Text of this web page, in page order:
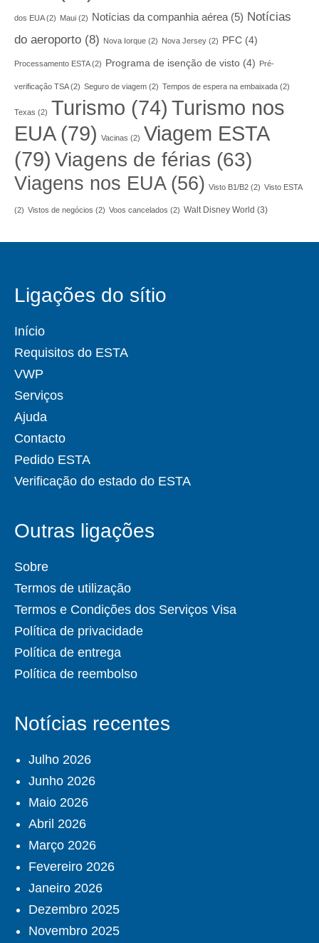
dos EUA(2) Maui (2) Notícias da companhia aérea(5) Notícias
do aeroporto (8) Nova Iorque (2) Nova Jersey (2) PFC (4)
Processamento ESTA(2) Programa de isenção de visto (4) Pré-
verificação TSA(2) Seguro de viagem (2) Tempos de espera na embaixada (2)
Texas (2) Turismo (74) Turismo nos
EUA(79) Vacinas (2) Viagem ESTA
(79) Viagens de férias (63)
Viagens nos EUA(56) Visto B1/B2 (2) Visto ESTA
(2) Vistos de negócios (2) Voos cancelados (2) Walt Disney World (3)
Ligações do sítio
Início
Requisitos do ESTA
VWP
Serviços
Ajuda
Contacto
Pedido ESTA
Verificação do estado do ESTA
Outras ligações
Sobre
Termos de utilização
Termos e Condições dos Serviços Visa
Política de privacidade
Política de entrega
Política de reembolso
Notícias recentes
Julho 2026
Junho 2026
Maio 2026
Abril 2026
Março 2026
Fevereiro 2026
Janeiro 2026
Dezembro 2025
Novembro 2025